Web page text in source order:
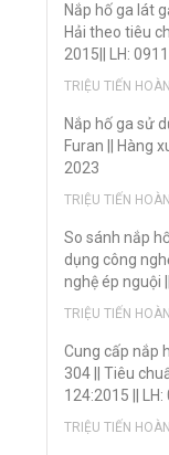
Nắp hố ga lát
Hải theo tiêu
2015|| LH:
TRIỆU TIẾN
Nắp hố ga sử
Furan || Hàng
2023
TRIỆU TIẾN
So sánh nắp
dụng công
nghệ ép nguội
TRIỆU TIẾN
Cung cấp nắp
304 || Tiêu
124:2015 ||
TRIỆU TIẾN